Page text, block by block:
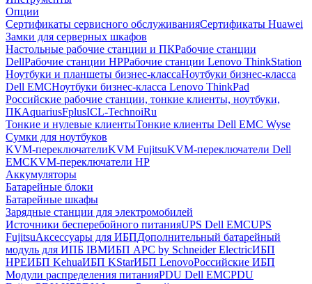
Опции
Сертификаты сервисного обслуживанияСертификаты Huawei
Замки для серверных шкафов
Настольные рабочие станции и ПКРабочие станции
DellРабочие станции HPРабочие станции Lenovo ThinkStation
Ноутбуки и планшеты бизнес-классаНоутбуки бизнес-класса
Dell EMCНоутбуки бизнес-класса Lenovo ThinkPad
Российские рабочие станции, тонкие клиенты, ноутбуки,
ПКAquariusFplusICL-TechnoiRu
Тонкие и нулевые клиентыТонкие клиенты Dell EMC Wyse
Сумки для ноутбуков
KVM-переключателиKVM FujitsuKVM-переключатели Dell
EMCKVM-переключатели HP
Аккумуляторы
Батарейные блоки
Батарейные шкафы
Зарядные станции для электромобилей
Источники бесперебойного питанияUPS Dell EMCUPS
FujitsuАксессуары для ИБПДополнительный батарейный
модуль для ИПБ IBMИБП APC by Schneider ElectricИБП
HPEИБП KehuaИБП KStarИБП LenovoРоссийские ИБП
Модули распределения питанияPDU Dell EMCPDU